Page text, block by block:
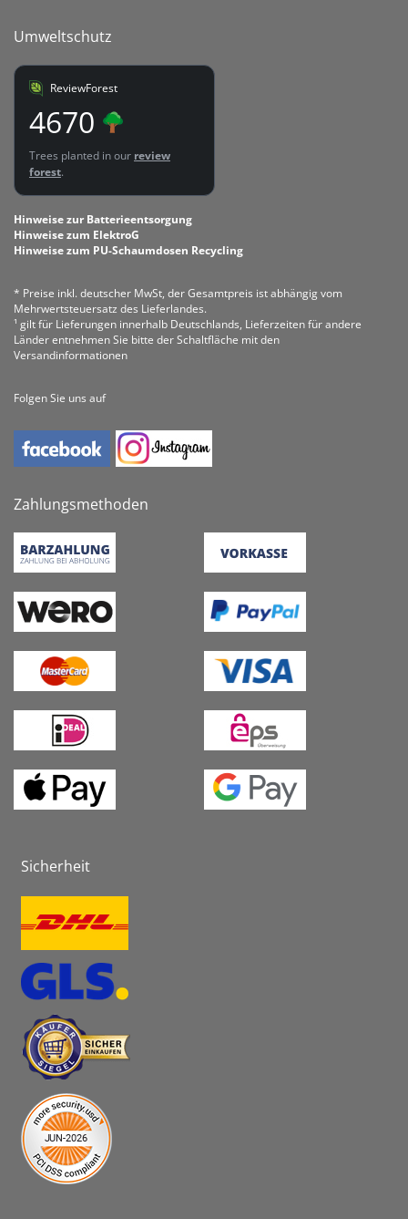
Umweltschutz
ReviewForest
4670
Trees planted in our review
forest.
Hinweise zur Batterieentsorgung
Hinweise zum ElektroG
Hinweise zum PU-Schaumdosen Recycling
* Preise inkl. deutscher MwSt, der Gesamtpreis ist abhängig vom
Mehrwertsteuersatz des Lieferlandes.
¹ gilt für Lieferungen innerhalb Deutschlands, Lieferzeiten für andere
Länder entnehmen Sie bitte der Schaltfläche mit den
Versandinformationen
Folgen Sie uns auf
Zahlungsmethoden
Sicherheit